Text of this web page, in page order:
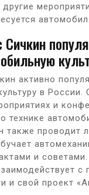
активно
в России.
и
технике
также проводит
и
с
и свой проект